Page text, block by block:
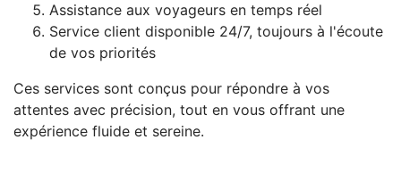
Assistance aux voyageurs en temps réel
Service client disponible 24/7, toujours à l'écoute
de vos priorités
Ces services sont conçus pour répondre à vos
attentes avec précision, tout en vous offrant une
expérience fluide et sereine.